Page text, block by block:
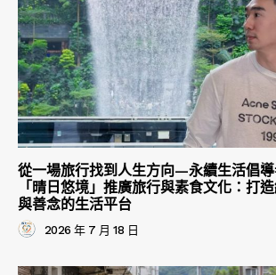
從一場旅行找到人生方向—永續生活倡
「晴日悠境」推廣旅行與素食文化：打
與善念的生活平台
2026 年 7 月 18 日